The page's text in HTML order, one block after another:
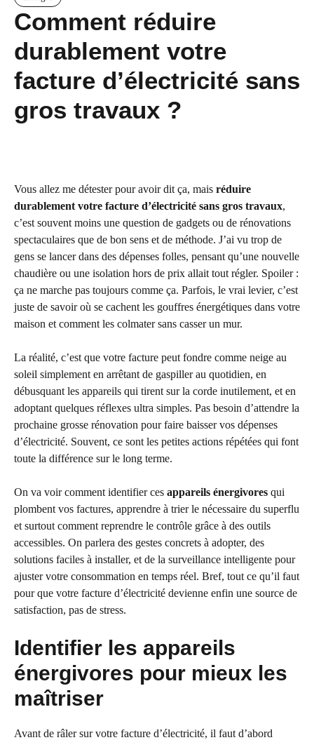
Comment réduire
durablement votre
facture d’électricité sans
gros travaux ?
Vous allez me détester pour avoir dit ça, mais réduire
durablement votre facture d’électricité sans gros travaux,
c’est souvent moins une question de gadgets ou de rénovations
spectaculaires que de bon sens et de méthode. J’ai vu trop de
gens se lancer dans des dépenses folles, pensant qu’une nouvelle
chaudière ou une isolation hors de prix allait tout régler. Spoiler :
ça ne marche pas toujours comme ça. Parfois, le vrai levier, c’est
juste de savoir où se cachent les gouffres énergétiques dans votre
maison et comment les colmater sans casser un mur.
La réalité, c’est que votre facture peut fondre comme neige au
soleil simplement en arrêtant de gaspiller au quotidien, en
débusquant les appareils qui tirent sur la corde inutilement, et en
adoptant quelques réflexes ultra simples. Pas besoin d’attendre la
prochaine grosse rénovation pour faire baisser vos dépenses
d’électricité. Souvent, ce sont les petites actions répétées qui font
toute la différence sur le long terme.
On va voir comment identifier ces appareils énergivores qui
plombent vos factures, apprendre à trier le nécessaire du superflu
et surtout comment reprendre le contrôle grâce à des outils
accessibles. On parlera des gestes concrets à adopter, des
solutions faciles à installer, et de la surveillance intelligente pour
ajuster votre consommation en temps réel. Bref, tout ce qu’il faut
pour que votre facture d’électricité devienne enfin une source de
satisfaction, pas de stress.
Identifier les appareils
énergivores pour mieux les
maîtriser
Avant de râler sur votre facture d’électricité, il faut d’abord